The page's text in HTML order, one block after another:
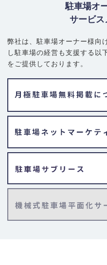
駐車場オ
サービス
弊社は、駐車場オーナー様向
し駐車場の経営も支援する以
をご提供しております。